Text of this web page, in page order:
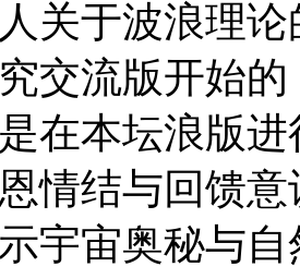
于波浪理论
交流版开始
在本坛浪版
情结与回馈
宇宙奥秘与